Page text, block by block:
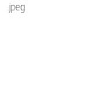
.jpeg